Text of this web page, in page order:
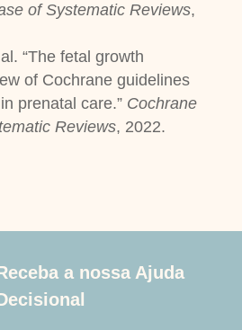
of Systematic Reviews,
“The fetal growth
of Cochrane guidelines
prenatal care.” Cochrane
Reviews, 2022.
a nossa Ajuda